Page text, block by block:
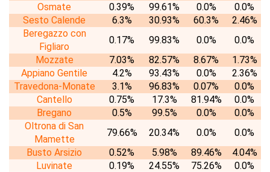
Osmate
0.39% 99.61% 0.0%
0.0%
Sesto Calende
6.3% 30.93% 60.3%
2.46%
Beregazzo con
Figliaro
0.17% 99.83% 0.0%
0.0%
Mozzate
7.03% 82.57% 8.67%
1.73%
Appiano Gentile
4.2% 93.43% 0.0%
2.36%
Travedona-Monate
3.1% 96.83% 0.07%
0.0%
Cantello
0.75% 17.3% 81.94%
0.0%
Bregano
0.5% 99.5% 0.0%
0.0%
Oltrona di San
Mamette
79.66% 20.34% 0.0%
0.0%
Busto Arsizio
0.52% 5.98% 89.46%
4.04%
Luvinate
0.19% 24.55% 75.26%
0.0%